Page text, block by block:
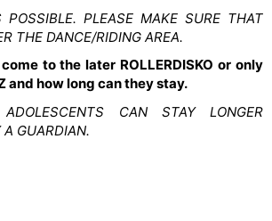
PLEASE MAKE SURE THAT
THE DANCE/RIDING AREA.
to the later ROLLERDISKO or only
and how long can they stay.
CAN STAY LONGER
GUARDIAN.